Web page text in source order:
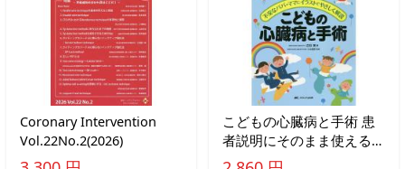
Coronary Intervention
Vol.22No.2(2026)
こどもの心臓病と手術 患
者説明にそのまま使える
不安なパパ・ママにイラス